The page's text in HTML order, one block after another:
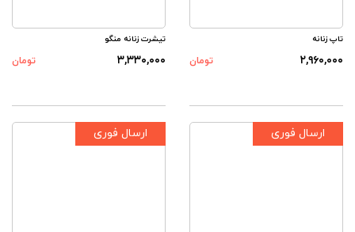
تاپ زنانه
۲,۹۶۰,۰۰۰ تومان
تیشرت زنانه منگو
۳,۳۳۰,۰۰۰ تومان
ارسال فوری ارسال فوری